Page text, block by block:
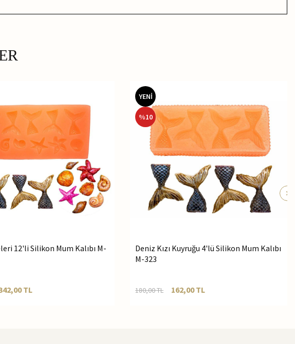
12'li Silikon Mum Kalıbı M-
TL
YENİ
%10
Deniz Kızı Kuyruğu 4'lü Silikon Mum Kalıbı
M-323
180,00TL 162,00TL